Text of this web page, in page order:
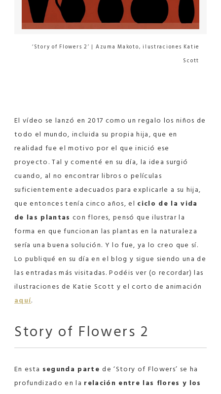
‘Story of Flowers 2’ | Azuma Makoto, ilustraciones Katie
Scott
El vídeo se lanzó en 2017 como un regalo los niños de
todo el mundo, incluida su propia hija, que en
realidad fue el motivo por el que inició ese
proyecto. Tal y comenté en su día, la idea surgió
cuando, al no encontrar libros o películas
suficientemente adecuados para explicarle a su hija,
que entonces tenía cinco años, el ciclo de la vida
de las plantas con flores, pensó que ilustrar la
forma en que funcionan las plantas en la naturaleza
sería una buena solución. Y lo fue, ya lo creo que sí.
Lo publiqué en su día en el blog y sigue siendo una de
las entradas más visitadas. Podéis ver (o recordar) las
ilustraciones de Katie Scott y el corto de animación
aquí.
Story of Flowers 2
En esta segunda partede ‘Story of Flowers’ se ha
profundizado en la relación entre las flores y los